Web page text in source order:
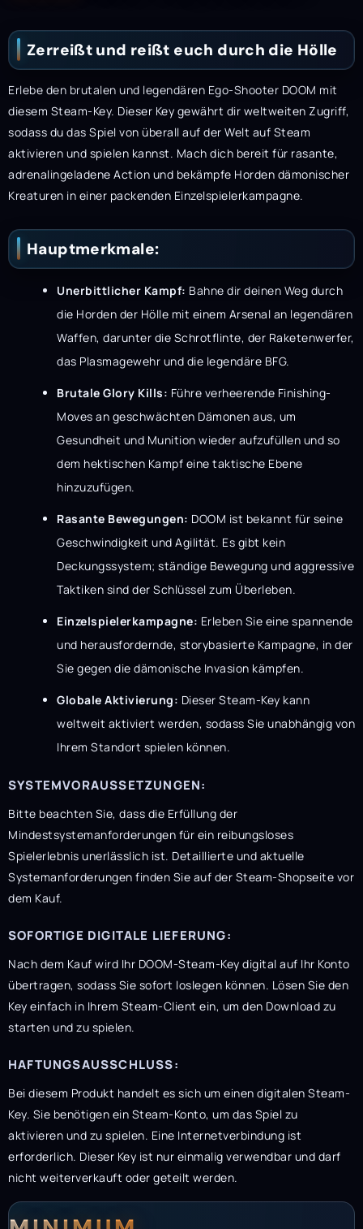
Zerreißt und reißt euch durch die Hölle
Erlebe den brutalen und legendären Ego-Shooter DOOM mit
diesem Steam-Key. Dieser Key gewährt dir weltweiten Zugriff,
sodass du das Spiel von überall auf der Welt auf Steam
aktivieren und spielen kannst. Mach dich bereit für rasante,
adrenalingeladene Action und bekämpfe Horden dämonischer
Kreaturen in einer packenden Einzelspielerkampagne.
Hauptmerkmale:
Unerbittlicher Kampf: Bahne dir deinen Weg durch
die Horden der Hölle mit einem Arsenal an legendären
Waffen, darunter die Schrotflinte, der Raketenwerfer,
das Plasmagewehr und die legendäre BFG.
Brutale Glory Kills: Führe verheerende Finishing-
Moves an geschwächten Dämonen aus, um
Gesundheit und Munition wieder aufzufüllen und so
dem hektischen Kampf eine taktische Ebene
hinzuzufügen.
Rasante Bewegungen: DOOM ist bekannt für seine
Geschwindigkeit und Agilität. Es gibt kein
Deckungssystem; ständige Bewegung und aggressive
Taktiken sind der Schlüssel zum Überleben.
Einzelspielerkampagne: Erleben Sie eine spannende
und herausfordernde, storybasierte Kampagne, in der
Sie gegen die dämonische Invasion kämpfen.
Globale Aktivierung: Dieser Steam-Key kann
weltweit aktiviert werden, sodass Sie unabhängig von
Ihrem Standort spielen können.
SYSTEMVORAUSSETZUNGEN:
Bitte beachten Sie, dass die Erfüllung der
Mindestsystemanforderungen für ein reibungsloses
Spielerlebnis unerlässlich ist. Detaillierte und aktuelle
Systemanforderungen finden Sie auf der Steam-Shopseite vor
dem Kauf.
SOFORTIGE DIGITALE LIEFERUNG:
Nach dem Kauf wird Ihr DOOM-Steam-Key digital auf Ihr Konto
übertragen, sodass Sie sofort loslegen können. Lösen Sie den
Key einfach in Ihrem Steam-Client ein, um den Download zu
starten und zu spielen.
HAFTUNGSAUSSCHLUSS:
Bei diesem Produkt handelt es sich um einen digitalen Steam-
Key. Sie benötigen ein Steam-Konto, um das Spiel zu
aktivieren und zu spielen. Eine Internetverbindung ist
erforderlich. Dieser Key ist nur einmalig verwendbar und darf
nicht weiterverkauft oder geteilt werden.